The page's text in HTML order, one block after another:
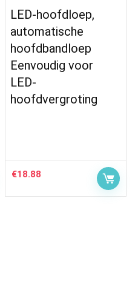
LED-hoofdloep,
automatische
hoofdbandloep
Eenvoudig voor
LED-
hoofdvergroting
€18.88